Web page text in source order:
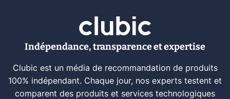
Indépendance, transparence et expertise
Clubic est un média de recommandation de produits
100% indépendant. Chaque jour, nos experts testent et
comparent des produits et services technologiques